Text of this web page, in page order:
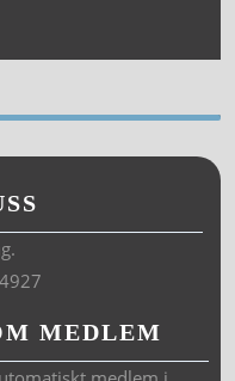
MEDLEM